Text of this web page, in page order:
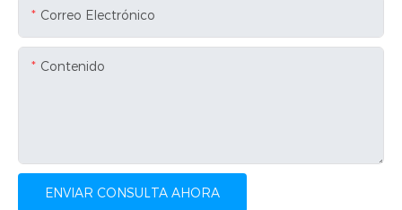
Correo Electrónico
Contenido
ENVIAR CONSULTA AHORA